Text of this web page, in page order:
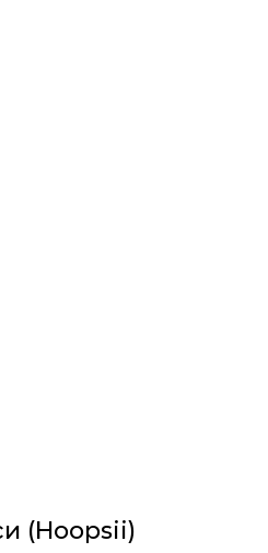
(Hoopsii)